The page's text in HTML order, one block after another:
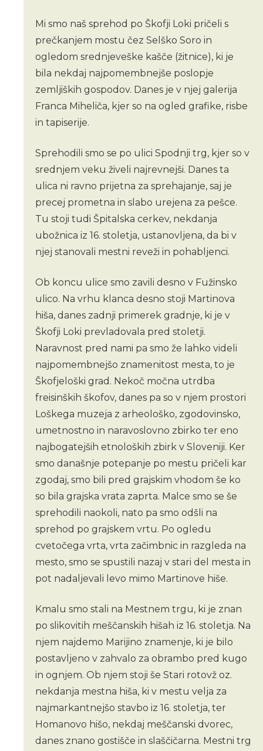
Mi smo naš sprehod po Škofji Loki pričeli s
prečkanjem mostu čez Selško Soro in
ogledom srednjeveške kašče (žitnice), ki je
bila nekdaj najpomembnejše poslopje
zemljiških gospodov. Danes je v njej galerija
Franca Miheliča, kjer so na ogled grafike, risbe
in tapiserije.
Sprehodili smo se po ulici Spodnji trg, kjer so v
srednjem veku živeli najrevnejši. Danes ta
ulica ni ravno prijetna za sprehajanje, saj je
precej prometna in slabo urejena za pešce.
Tu stoji tudi Špitalska cerkev, nekdanja
ubožnica iz 16. stoletja, ustanovljena, da bi v
njej stanovali mestni reveži in pohabljenci.
Ob koncu ulice smo zavili desno v Fužinsko
ulico. Na vrhu klanca desno stoji Martinova
hiša, danes zadnji primerek gradnje, ki je v
Škofji Loki prevladovala pred stoletji.
Naravnost pred nami pa smo že lahko videli
najpomembnejšo znamenitost mesta, to je
Škofjeloški grad. Nekoč močna utrdba
freisinških škofov, danes pa so v njem prostori
Loškega muzeja z arheološko, zgodovinsko,
umetnostno in naravoslovno zbirko ter eno
najbogatejših etnoloških zbirk v Sloveniji. Ker
smo današnje potepanje po mestu pričeli kar
zgodaj, smo bili pred grajskim vhodom še ko
so bila grajska vrata zaprta. Malce smo se še
sprehodili naokoli, nato pa smo odšli na
sprehod po grajskem vrtu. Po ogledu
cvetočega vrta, vrta začimbnic in razgleda na
mesto, smo se spustili nazaj v stari del mesta in
pot nadaljevali levo mimo Martinove hiše.
Kmalu smo stali na Mestnem trgu, ki je znan
po slikovitih meščanskih hišah iz 16. stoletja. Na
njem najdemo Marijino znamenje, ki je bilo
postavljeno v zahvalo za obrambo pred kugo
in ognjem. Ob njem stoji še Stari rotovž oz.
nekdanja mestna hiša, ki v mestu velja za
najmarkantnejšo stavbo iz 16. stoletja, ter
Homanovo hišo, nekdaj meščanski dvorec,
danes znano gostišče in slaščičarna. Mestni trg